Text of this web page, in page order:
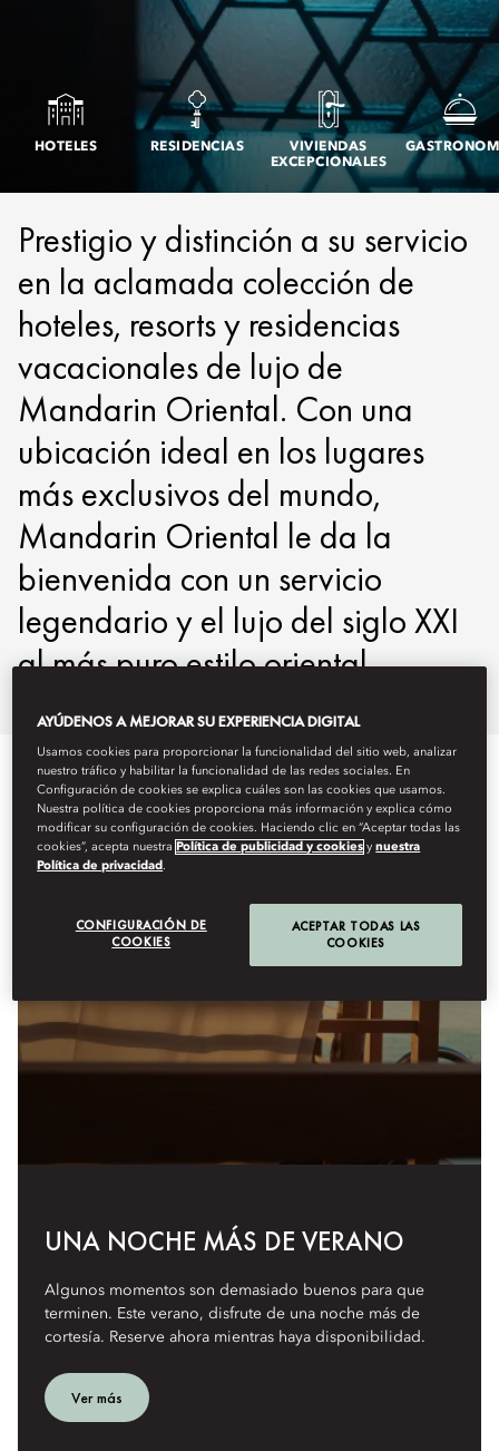
HOTELES RESIDENCIAS
VIVIENDAS
EXCEPCIONALES
Prestigio y distinción a su servicio
en la aclamada colección de
hoteles, resorts y residencias
vacacionales de lujo de
Mandarin Oriental. Con una
ubicación ideal en los lugares
más exclusivos del mundo,
Mandarin Oriental le da la
bienvenida con un servicio
legendario y el lujo del siglo XXI
al más puro estilo oriental.
UNA NOCHE MÁS DE VERANO
Algunos momentos son demasiado buenos para que
terminen. Este verano, disfrute de una noche más de
cortesía. Reserve ahora mientras haya disponibilidad.
Ver más
AYÚDENOS A MEJORAR SU EXPERIENCIA DIGITAL
Usamos cookies para proporcionar la funcionalidad del sitio web, analizar
nuestro tráfico y habilitar la funcionalidad de las redes sociales. En
Configuración de cookies se explica cuáles son las cookies que usamos.
Nuestra política de cookies proporciona más información y explica cómo
modificar su configuración de cookies. Haciendo clic en “Aceptar todas las
cookies”, acepta nuestra Política de publicidad y cookies ynuestra
Política de privacidad .
CONFIGURACIÓN DE
COOKIES
ACEPTAR TODAS LAS
COOKIES